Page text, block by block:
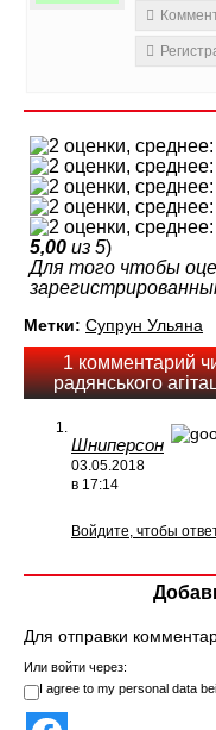
5,00 из 5)
Для того чтобы
Метки: Супрун Ульяна
1 комментарий
радянського
Шниперсон
03.05.2018
в 17:14
Войдите, чтобы
Для отправки
Или войти через:
I agree to my personal data